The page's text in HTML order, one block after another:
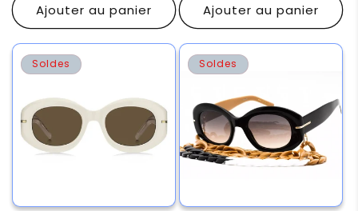
Ajouter au panier Ajouter au panier
Soldes Soldes